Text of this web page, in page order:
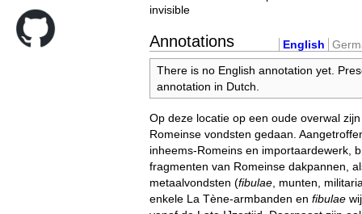
invisible
Annotations English
There is no English annotation yet.
annotation in Dutch.
Op deze locatie op een oude overwal
Romeinse vondsten gedaan.
inheems-Romeins en importaardewerk,
fragmenten van Romeinse dakpannen,
metaalvondsten (fibulae , munten,
enkele La Tène-armbanden en fibulae